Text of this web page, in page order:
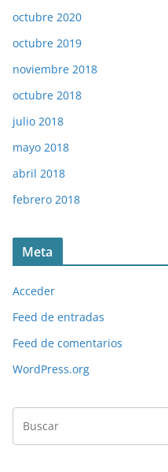
octubre 2020
octubre 2019
noviembre 2018
octubre 2018
julio 2018
mayo 2018
abril 2018
febrero 2018
Meta
Acceder
Feed de entradas
Feed de comentarios
WordPress.org